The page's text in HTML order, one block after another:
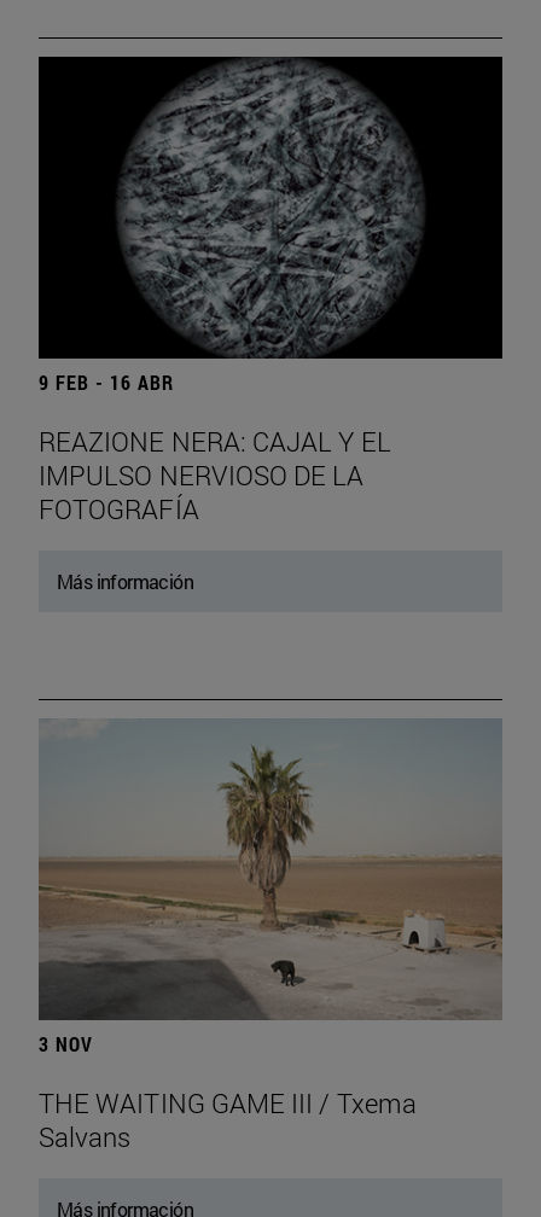
9 FEB - 16 ABR
REAZIONE NERA: CAJAL Y EL
IMPULSO NERVIOSO DE LA
FOTOGRAFÍA
Más información
3 NOV
THE WAITING GAME III / Txema
Salvans
Más información